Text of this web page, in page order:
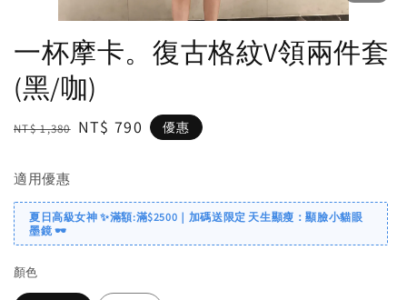
一杯摩卡。復古格紋V領兩件套
(黑/咖)
Regular
NT$ 1,380 Sale
NT$ 790 優惠
適用優惠
夏日高級女神 ✨滿額:滿$2500｜加碼送限定 天生顯瘦：顯臉小貓眼
墨鏡 🕶️
顏色